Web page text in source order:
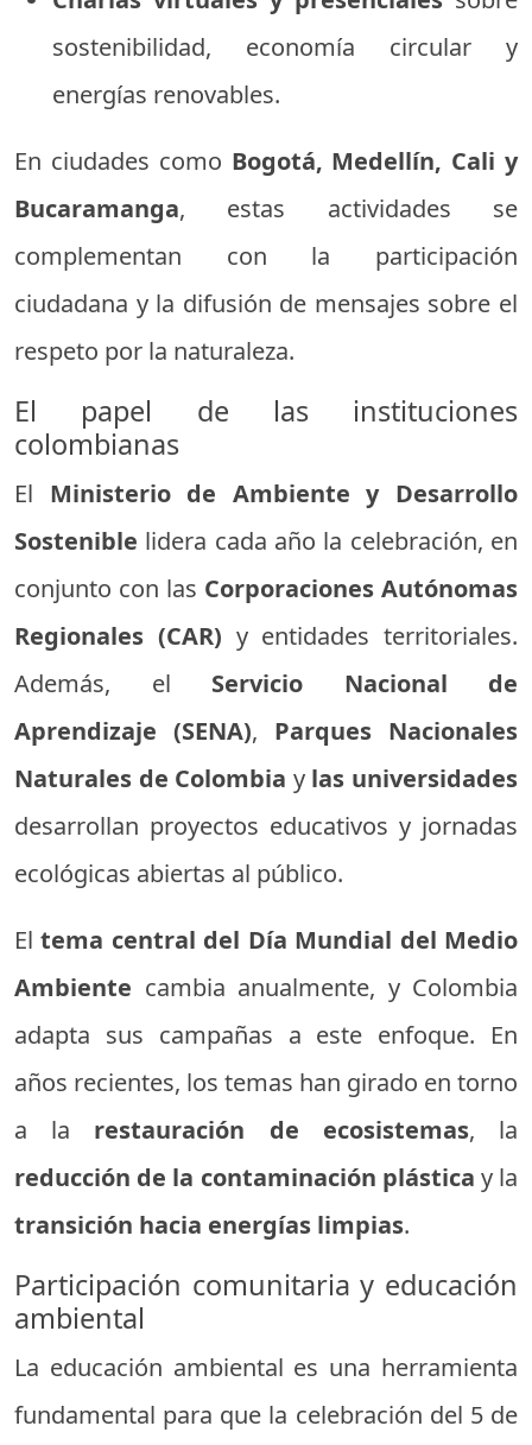
sostenibilidad, economía circular y
energías renovables.
En ciudades como Bogotá, Medellín, Cali y
Bucaramanga, estas actividades se
complementan con la participación
ciudadana y la difusión de mensajes sobre el
respeto por la naturaleza.
El papel de las instituciones
colombianas
El Ministerio de Ambiente y Desarrollo
Sostenible lidera cada año la celebración, en
conjunto con las Corporaciones Autónomas
Regionales (CAR) y entidades territoriales.
Además, el Servicio Nacional de
Aprendizaje (SENA), Parques Nacionales
Naturales de Colombia y las universidades
desarrollan proyectos educativos y jornadas
ecológicas abiertas al público.
Eltema central del Día Mundial del Medio
Ambiente cambia anualmente, y Colombia
adapta sus campañas a este enfoque. En
años recientes, los temas han girado en torno
a la restauración de ecosistemas, la
reducción de la contaminación plástica y la
transición hacia energías limpias.
Participación comunitaria y educación
ambiental
La educación ambiental es una herramienta
fundamental para que la celebración del 5 de